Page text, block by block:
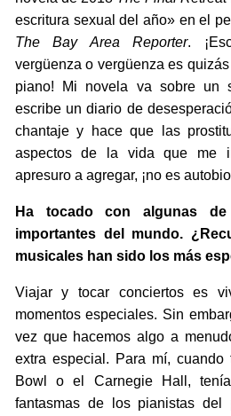
escritura sexual del año» en el
The Bay Area Reporter.
vergüenza o vergüenza es
piano! Mi novela va sobre un
escribe un diario de
chantaje y hace que las
aspectos de la vida que me
apresuro a agregar, ¡no es
Ha tocado con algunas
importantes del mundo.
musicales han sido los más
Viajar y tocar conciertos es
momentos especiales. Sin
vez que hacemos algo a
extra especial. Para mí,
Bowl o el Carnegie Hall,
fantasmas de los pianistas del